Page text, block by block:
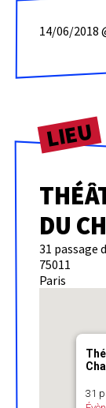
14/06/2018
LIEU
DU
31 passage
75011
Paris
31